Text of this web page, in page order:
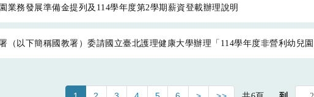
業務發展準備金提列及114學年度第2學期薪資登載辦理說明
（以下簡稱國教署）委請國立臺北護理健康大學辦理「114學年度非營利幼兒